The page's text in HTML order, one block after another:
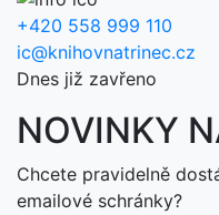
+420 558 999 110
ic@knihovnatrinec.cz
Dnes již zavřeno
NOVINKY
Chcete pravidelně
emailové schránky?